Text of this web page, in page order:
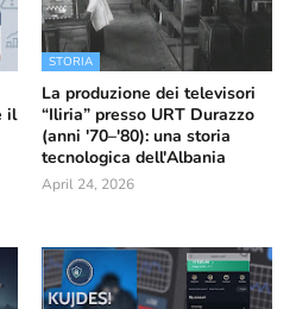
il
STORIA
La produzione dei televisori
“Iliria” presso URT Durazzo
(anni '70–'80): una storia
tecnologica dell'Albania
April 24, 2026